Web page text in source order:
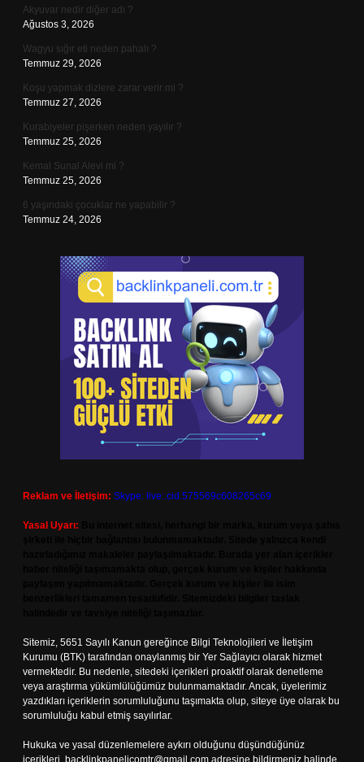
Akyuvar nedir diğer adı ?
Ağustos 3, 2026
Wagyu sığır eti neden pahalı ?
Temmuz 29, 2026
Koşu yapmak dizlere zarar verir mi ?
Temmuz 27, 2026
Kurabiyeler pişerken neden yayılır ?
Temmuz 25, 2026
Kemal Sunal Alevi mi ?
Temmuz 25, 2026
6 yaşındaki çocuklar ne yapabilir ?
Temmuz 24, 2026
Reklam ve İletişim: Skype: live:.cid.575569c608265c69
Yasal Uyarı:
Sitemiz, 5651 Sayılı Kanun gereğince Bilgi Teknolojileri ve İletişim
Kurumu (BTK) tarafından onaylanmış bir Yer Sağlayıcı olarak hizmet
vermektedir. Bu nedenle, sitedeki içerikleri proaktif olarak denetleme
veya araştırma yükümlülüğümüz bulunmamaktadır. Ancak, üyelerimiz
yazdıkları içeriklerin sorumluluğunu taşımakta olup, siteye üye olarak bu
sorumluluğu kabul etmiş sayılırlar.
Hukuka ve yasal düzenlemelere aykırı olduğunu düşündüğünüz
içerikleri, backlinkpanelicomtr@gmail.com adresine bildirmeniz halinde,